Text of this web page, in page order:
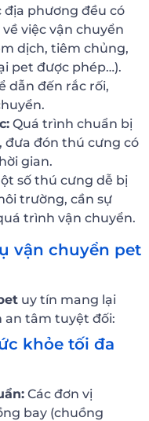
địa phương đều có
việc vận chuyển
dịch, tiêm chủng,
pet được phép…).
dẫn đến rắc rối,
Quá trình chuẩn bị
đưa đón thú cưng có
gian.
số thú cưng dễ bị
trường, cần sự
trình vận chuyển.
vận chuyển pet
uy tín mang lại
an tâm tuyệt đối:
khỏe tối đa
Các đơn vị
bay (chuồng